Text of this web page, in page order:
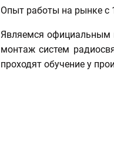
Опыт работы на рынке с
Являемся официальным
монтаж систем
проходят обучение у